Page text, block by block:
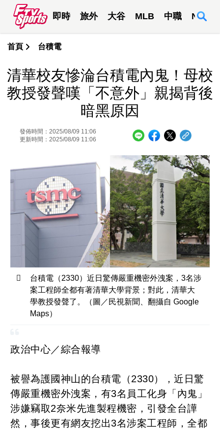
即時 旅外 大谷 MLB 中職 NBA
首頁 台積電
清華校友慘淪台積電內鬼！母校
教授發聲嘆「不意外」親揭背後
暗黑原因
發佈時間：2025/08/09 11:06
更新時間：2025/08/09 11:06
台積電（2330）近日驚傳嚴重機密外洩案，3名涉
案工程師全都有著清華大學背景；對此，清華大
學教授發聲了。（圖／民視新聞、翻攝自 Google
Maps）
政治中心／綜合報導
被譽為護國神山的台積電（2330），近日驚
傳嚴重機密外洩案，有3名員工化身「內鬼」
涉嫌竊取2奈米先進製程機密，引發全台譁
然，事後更有網友挖出3名涉案工程師，全都